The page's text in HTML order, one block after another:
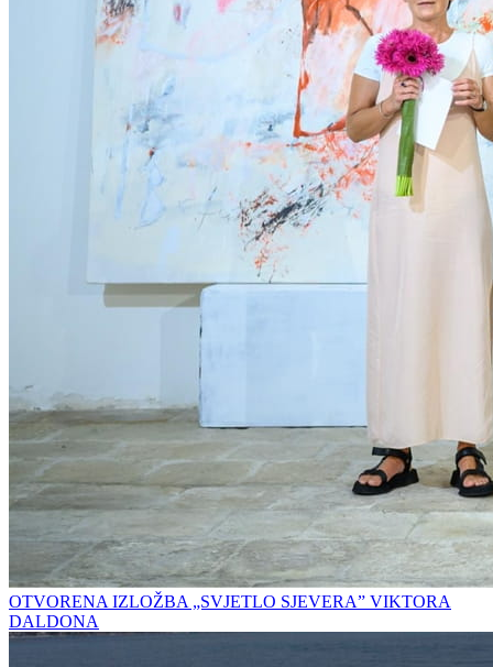
OTVORENA IZLOŽBA „SVJETLO SJEVERA” VIKTORA
DALDONA